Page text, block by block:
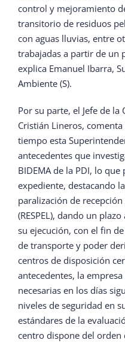
control y mejoramiento
transitorio de residuos
con aguas lluvias, entre
trabajadas a partir de un
explica Emanuel Ibarra,
Ambiente (S).
Por su parte, el Jefe de
Cristián Lineros,
tiempo esta
antecedentes que
BIDEMA de la PDI, lo
expediente, destacando
paralización de
(RESPEL), dando un
su ejecución, con el fin
de transporte y poder
centros de disposición
antecedentes, la
necesarias en los días
niveles de seguridad en
estándares de la
centro dispone del